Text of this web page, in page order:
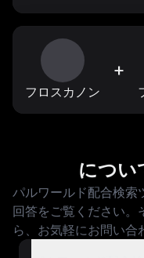
フロスカノン
+
につい
パルワールド配合検索
回答をご覧ください。
ら、お気軽にお問い合